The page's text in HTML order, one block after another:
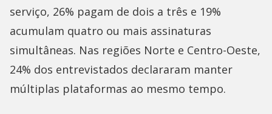
serviço, 26% pagam de dois a três e 19%
acumulam quatro ou mais assinaturas
simultâneas. Nas regiões Norte e Centro-Oeste,
24% dos entrevistados declararam manter
múltiplas plataformas ao mesmo tempo.